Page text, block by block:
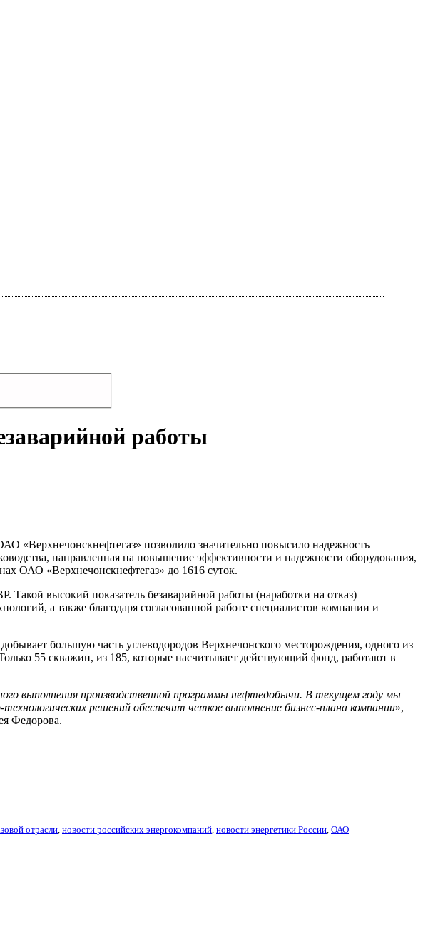
работы
«Верхнечонскнефтегаз» позволило значительно повысило надежность
направленная на повышение эффективности и надежности оборудования,
ОАО «Верхнечонскнефтегаз» до 1616 суток.
высокий показатель безаварийной работы (наработки на отказ)
а также благодаря согласованной работе специалистов компании и
большую часть углеводородов Верхнечонского месторождения, одного из
55 скважин, из 185, которые насчитывает действующий фонд, работают в
выполнения производственной программы нефтедобычи. В текущем году мы
решений обеспечит четкое выполнение бизнес-плана компании»,
Федорова.
отрасли новости российских энергокомпаний новости энергетики России ОАО